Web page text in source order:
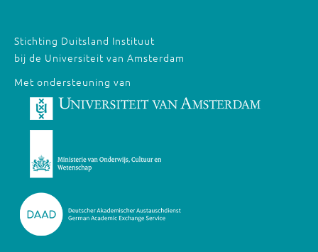
Stichting Duitsland Instituut
bij de Universiteit van Amsterdam
Met ondersteuning van